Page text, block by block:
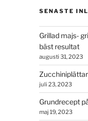
SENASTE
Grillad majs-
bäst resultat
augusti 31, 2023
juli 23, 2023
Grundrecept
maj 19, 2023